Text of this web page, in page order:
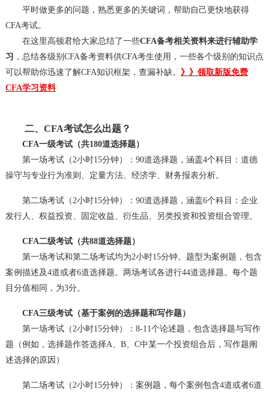
平时做更多的问题，熟悉更多的关键词，帮助自己更快地获得
CFA考试。
在这里高顿君给大家总结了一些CFA备考相关资料来进行辅助学
习 ，总结各级别CFA备考资料供CFA考生使用，一些各个级别的知识点
可以帮助你迅速了解CFA知识框架，查漏补缺。 》》领取新版免费
CFA学习资料
二、CFA考试怎么出题？
CFA一级考试（共180道选择题）
第一场考试（2小时15分钟）：90道选择题，涵盖4个科目：道德
操守与专业行为准则、定量方法、经济学、财务报表分析。
第二场考试（2小时15分钟）：90道选择题，涵盖6个科目：企业
发行人、权益投资、固定收益、衍生品、另类投资和投资组合管理。
CFA二级考试（共88道选择题）
第一场考试和第二场考试均为2小时15分钟。题型为案例题，包含
案例描述及4道或者6道选择题。两场考试各进行44道选择题。每个题
目分值相同，为3分。
CFA三级考试（基于案例的选择题和写作题）
第一场考试（2小时15分钟）：8-11个论述题，包含选择题与写作
题（例如，选择题作答选择A、B、C中某一个投资组合后，写作题阐
述选择的原因）
第二场考试（2小时15分钟）：案例题，每个案例包含4道或者6道